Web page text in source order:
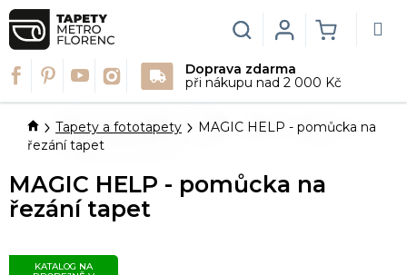
Přejít
na
obsah
Doprava zdarma
při nákupu nad 2 000 Kč
Hledat
KOŠÍK
Login
DomůTapety a fototapety
MAGIC HELP - pomůcka na
řezání tapet
MAGIC HELP - pomůcka na
řezání tapet
KATALOG NA